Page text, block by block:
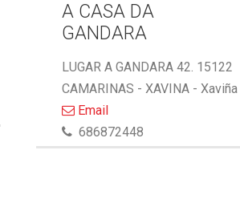
A CASA DA
GANDARA
LUGAR A GANDARA 42. 15122
CAMARINAS - XAVINA - Xaviña
Email
686872448